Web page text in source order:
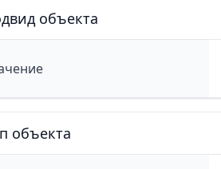
объекта
объекта